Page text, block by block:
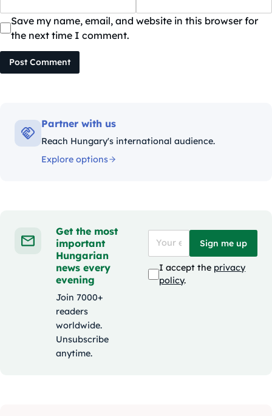
Save my name, email, and website in this browser for
the next time I comment.
Post Comment
Partner with us
Reach Hungary's international audience.
Explore options
Get the most
important
Hungarian
news every
evening
Join 7000+
readers
worldwide.
Unsubscribe
anytime.
Sign me up
I accept the privacy
policy.